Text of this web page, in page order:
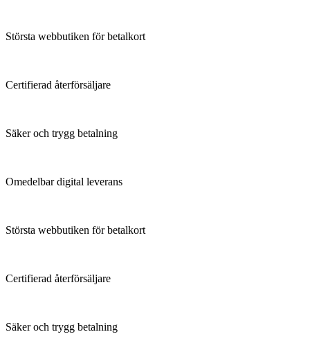
Största webbutiken för betalkort
Certifierad återförsäljare
Säker och trygg betalning
Omedelbar digital leverans
Största webbutiken för betalkort
Certifierad återförsäljare
Säker och trygg betalning